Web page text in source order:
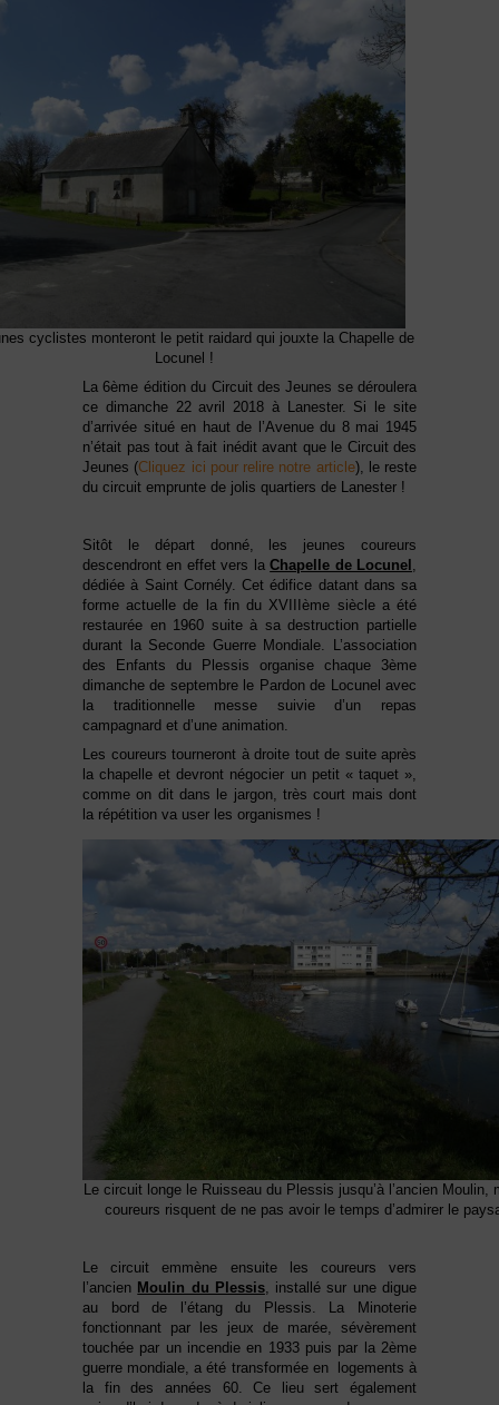
cyclistes monteront le petit raidard qui jouxte la Chapelle de
Locunel !
La 6ème édition du Circuit des Jeunes se déroulera
ce dimanche 22 avril 2018 à Lanester. Si le site
d’arrivée situé en haut de l’Avenue du 8 mai 1945
n’était pas tout à fait inédit avant que le Circuit des
Jeunes (Cliquez ici pour relire notre article), le reste
du circuit emprunte de jolis quartiers de Lanester !
Sitôt le départ donné, les jeunes coureurs
descendront en effet vers laChapelle de Locunel ,
dédiée à Saint Cornély. Cet édifice datant dans sa
forme actuelle de la fin du XVIIIème siècle a été
restaurée en 1960 suite à sa destruction partielle
durant la Seconde Guerre Mondiale. L’association
des Enfants du Plessis organise chaque 3ème
dimanche de septembre le Pardon de Locunel avec
la traditionnelle messe suivie d’un repas
campagnard et d’une animation.
Les coureurs tourneront à droite tout de suite après
la chapelle et devront négocier un petit « taquet »,
comme on dit dans le jargon, très court mais dont
la répétition va user les organismes !
Le circuit longe le Ruisseau du Plessis jusqu’à l’ancien Moulin,
coureurs risquent de ne pas avoir le temps d’admirer le
Le circuit emmène ensuite les coureurs vers
l’ancien Moulin du Plessis, installé sur une digue
au bord de l’étang du Plessis. La Minoterie
fonctionnant par les jeux de marée, sévèrement
touchée par un incendie en 1933 puis par la 2ème
guerre mondiale, a été transformée en logements à
la fin des années 60. Ce lieu sert également